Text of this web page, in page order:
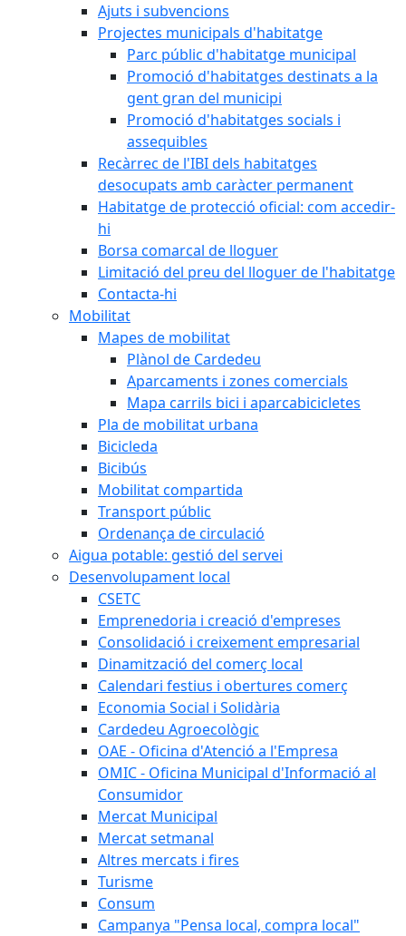
Ajuts i subvencions
Projectes municipals d'habitatge
Parc públic d'habitatge municipal
Promoció d'habitatges destinats a la
gent gran del municipi
Promoció d'habitatges socials i
assequibles
Recàrrec de l'IBI dels habitatges
desocupats amb caràcter permanent
Habitatge de protecció oficial: com accedir-
hi
Borsa comarcal de lloguer
Limitació del preu del lloguer de l'habitatge
Contacta-hi
Mobilitat
Mapes de mobilitat
Plànol de Cardedeu
Aparcaments i zones comercials
Mapa carrils bici i aparcabicicletes
Pla de mobilitat urbana
Bicicleda
Bicibús
Mobilitat compartida
Transport públic
Ordenança de circulació
Aigua potable: gestió del servei
Desenvolupament local
CSETC
Emprenedoria i creació d'empreses
Consolidació i creixement empresarial
Dinamització del comerç local
Calendari festius i obertures comerç
Economia Social i Solidària
Cardedeu Agroecològic
OAE - Oficina d'Atenció a l'Empresa
OMIC - Oficina Municipal d'Informació al
Consumidor
Mercat Municipal
Mercat setmanal
Altres mercats i fires
Turisme
Consum
Campanya "Pensa local, compra local"